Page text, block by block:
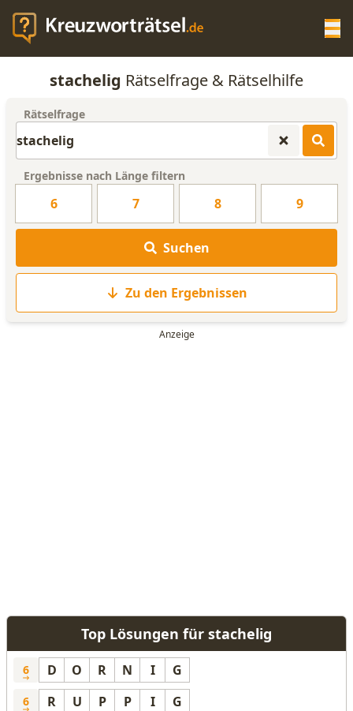
KREUZWORTRÄTSEL-HILFE
WORTLISTE
stachelig Rätselfrage & Rätselhilfe
Rätselfrage
Ergebnisse nach Länge filtern
6 7 8 9
Suchen
Zu den Ergebnissen
Top Lösungen für stachelig
6 D O R N I G
6 R U P P I G